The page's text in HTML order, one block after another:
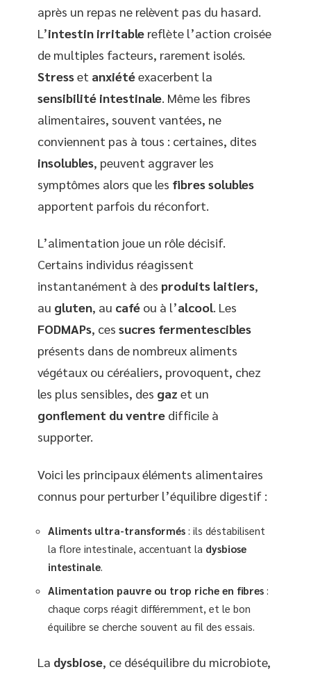
après un repas ne relèvent pas du hasard.
L’intestin irritable reflète l’action croisée
de multiples facteurs, rarement isolés.
Stresset anxiétéexacerbent la
sensibilité intestinale . Même les fibres
alimentaires, souvent vantées, ne
conviennent pas à tous : certaines, dites
insolubles, peuvent aggraver les
symptômes alors que les fibres solubles
apportent parfois du réconfort.
L’alimentation joue un rôle décisif.
Certains individus réagissent
instantanément à des produits laitiers,
au gluten, au café ou à l’alcool. Les
FODMAPs, ces sucres fermentescibles
présents dans de nombreux aliments
végétaux ou céréaliers, provoquent, chez
les plus sensibles, des gaz et un
gonflement du ventre difficile à
supporter.
Voici les principaux éléments alimentaires
connus pour perturber l’équilibre digestif :
Aliments ultra-transformés : ils déstabilisent
la flore intestinale, accentuant la dysbiose
intestinale.
Alimentation pauvre ou trop riche en fibres :
chaque corps réagit différemment, et le bon
équilibre se cherche souvent au fil des essais.
La dysbiose, ce déséquilibre du microbiote,